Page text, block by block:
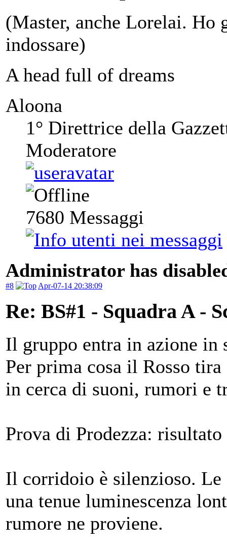
(Master, anche Lorelai.
indossare)
A head full of dreams
Aloona
1° Direttrice della
Moderatore
7680 Messaggi
Administrator has
#8 Apr-07-14 20:38:09
Re: BS#1 - Squadra A -
Il gruppo entra in azione in
Per prima cosa il Rosso
in cerca di suoni, rumori e
Prova di Prodezza: risultato
Il corridoio è silenzioso. Le
una tenue luminescenza
rumore ne proviene.